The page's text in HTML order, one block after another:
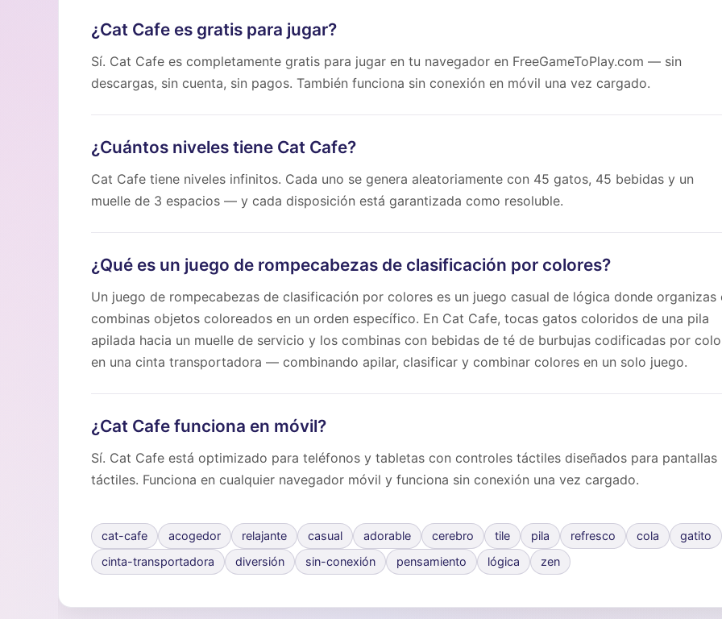
¿Cat Cafe es gratis para jugar?
Sí. Cat Cafe es completamente gratis para jugar en tu navegador en FreeGameToPlay.com — sin
descargas, sin cuenta, sin pagos. También funciona sin conexión en móvil una vez cargado.
¿Cuántos niveles tiene Cat Cafe?
Cat Cafe tiene niveles infinitos. Cada uno se genera aleatoriamente con 45 gatos, 45 bebidas y un
muelle de 3 espacios — y cada disposición está garantizada como resoluble.
¿Qué es un juego de rompecabezas de clasificación por colores?
Un juego de rompecabezas de clasificación por colores es un juego casual de lógica donde organizas
combinas objetos coloreados en un orden específico. En Cat Cafe, tocas gatos coloridos de una pila
apilada hacia un muelle de servicio y los combinas con bebidas de té de burbujas codificadas por
en una cinta transportadora — combinando apilar, clasificar y combinar colores en un solo juego.
¿Cat Cafe funciona en móvil?
Sí. Cat Cafe está optimizado para teléfonos y tabletas con controles táctiles diseñados para pantallas
táctiles. Funciona en cualquier navegador móvil y funciona sin conexión una vez cargado.
cat-cafe acogedor relajante casual adorable cerebro tile pila refresco cola
gatito
cinta-transportadora
diversión sin-conexión pensamiento lógica zen